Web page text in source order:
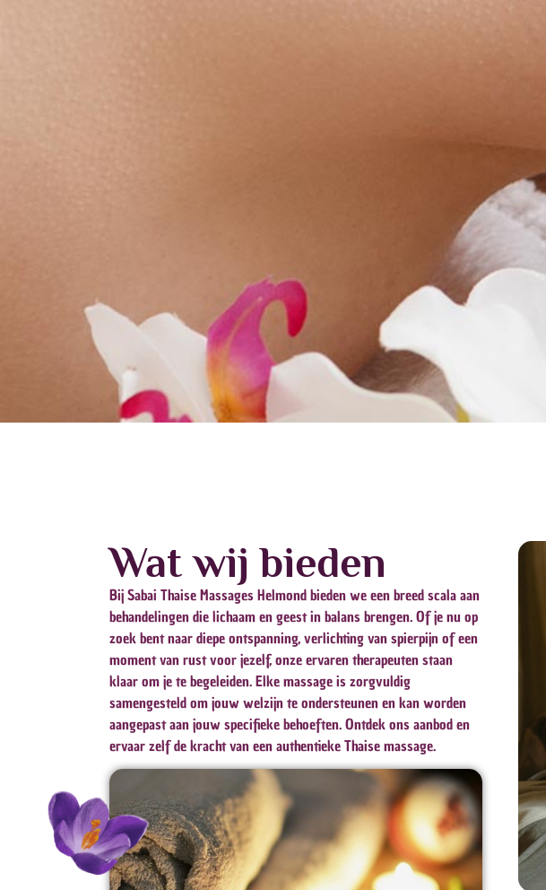
Wat wij bieden
Bij Sabai Thaise Massages Helmond bieden we een breed scala aan
behandelingen die lichaam en geest in balans brengen. Of je nu op
zoek bent naar diepe ontspanning, verlichting van spierpijn of een
moment van rust voor jezelf, onze ervaren therapeuten staan
klaar om je te begeleiden. Elke massage is zorgvuldig
samengesteld om jouw welzijn te ondersteunen en kan worden
aangepast aan jouw specifieke behoeften. Ontdek ons aanbod en
ervaar zelf de kracht van een authentieke Thaise massage.